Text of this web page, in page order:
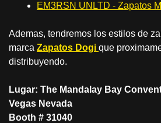
EM3RSN UNLTD - Zapatos
Ademas, tendremos los estilos de
marca Zapatos Dogi que
distribuyendo.
Lugar: The Mandalay Bay
Vegas Nevada
Booth # 31040